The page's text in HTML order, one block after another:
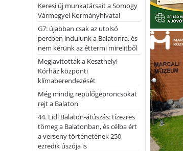
Keresi új munkatársait a Somogy
Vármegyei Kormányhivatal
G7: újabban csak az utolsó
percben indulunk a Balatonra, és
nem kérünk az éttermi mirelitből
Megjavították a Keszthelyi
Kórház központi
klímaberendezését
Még mindig repülőgéproncsokat
rejt a Balaton
44. Lidl Balaton-átúszás: tízezres
tömeg a Balatonban, és célba ért
a verseny történetének 250
ezredik úszója is